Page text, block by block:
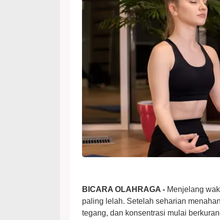
BICARA OLAHRAGA - Menjelang
paling lelah. Setelah seharian
tegang, dan konsentrasi mulai